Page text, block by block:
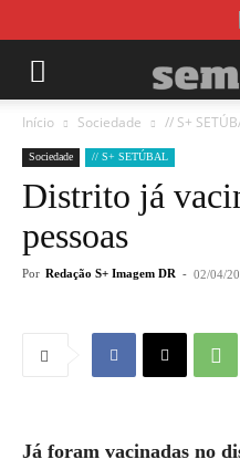
Início Sociedade // S+
Sociedade // S+ SETÚBAL
Distrito já
pessoas
Por Redação S+ Imagem DR - 02/04/
Já foram vacinadas no